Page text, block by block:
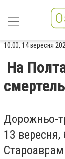
10:00, 14 вересня
На
Дорожньо-
13 вересня,